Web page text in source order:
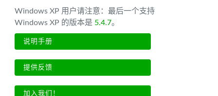
Windows XP 用户请注意：最后一个支持
Windows XP 的版本是 5.4.7。
说明手册
提供反馈
加入我们！